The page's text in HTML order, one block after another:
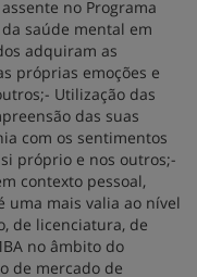
no Programa
saúde mental em
adquiram as
próprias emoções e
Utilização das
das suas
com os sentimentos
próprio e nos outros;-
contexto pessoal,
uma mais valia ao nível
de licenciatura, de
no âmbito do
de mercado de